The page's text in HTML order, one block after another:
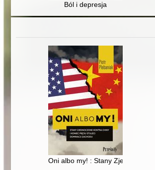
Ból i depresja
Oni albo my! : Stany